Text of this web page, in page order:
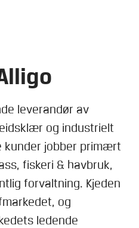
leverandør av
og industrielt
kunder jobber primært
fiskeri & havbruk,
forvaltning. Kjeden
og
ledende